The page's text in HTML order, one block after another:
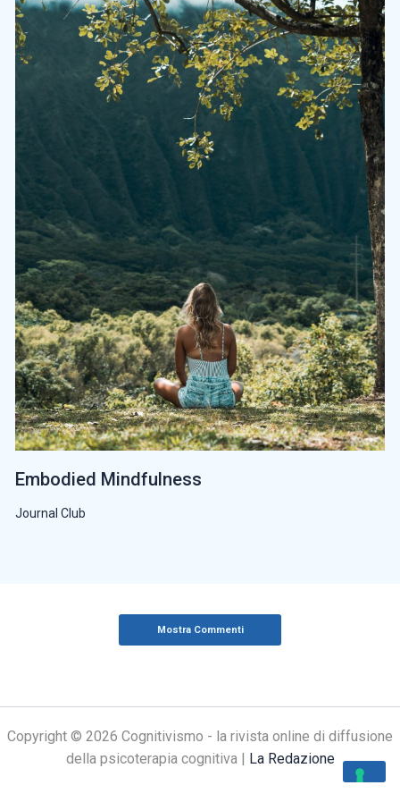
Embodied Mindfulness
Journal Club
Mostra Commenti
Copyright © 2026 Cognitivismo - la rivista online di diffusione
della psicoterapia cognitiva | La Redazione